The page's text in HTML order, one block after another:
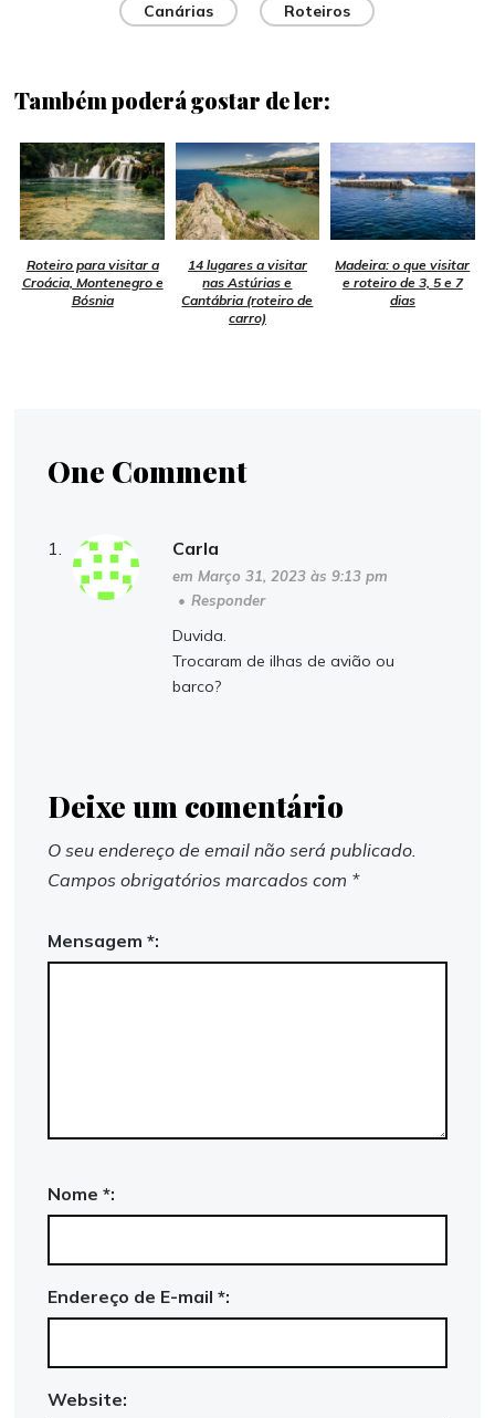
Canárias Roteiros
Também poderá gostar de ler:
Roteiro para visitar a
Croácia, Montenegro e
Bósnia
14 lugares a visitar
nas Astúrias e
Cantábria (roteiro de
carro)
Madeira: o que visitar
e roteiro de 3, 5 e 7
dias
One Comment
Carla
em Março 31, 2023 às 9:13 pm
• Responder
Duvida.
Trocaram de ilhas de avião ou
barco?
Deixe um comentário
O seu endereço de email não será publicado.
Campos obrigatórios marcados com *
Mensagem *:
Nome *:
Endereço de E-mail *:
Website: